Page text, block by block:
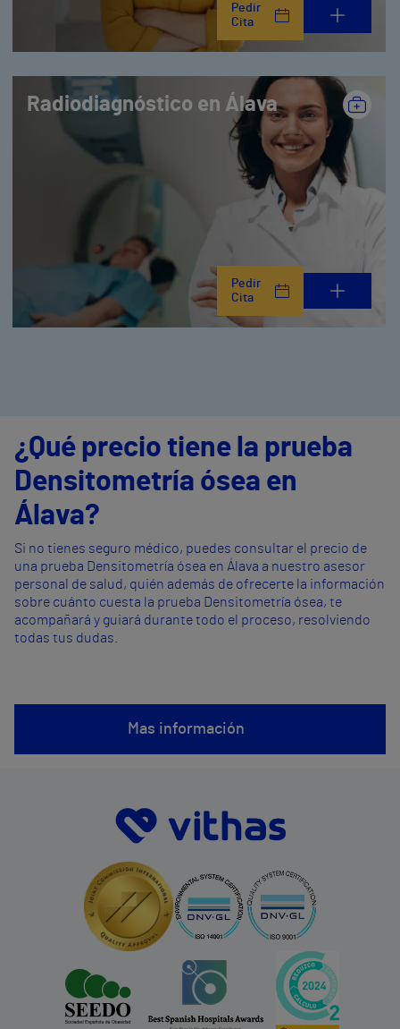
Pedir
Cita
Radiodiagnóstico en Álava
Pedir
Cita
¿Qué precio tiene la prueba
Densitometría ósea en
Álava?
Si no tienes seguro médico, puedes consultar el precio de
una prueba Densitometría ósea en Álava a nuestro asesor
personal de salud, quién además de ofrecerte la información
sobre cuánto cuesta la prueba Densitometría ósea, te
acompañará y guiará durante todo el proceso, resolviendo
todas tus dudas.
Mas información